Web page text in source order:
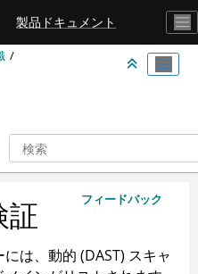
製品ドキュメント
フィードバック
証
は、動的 (DAST) スキャ